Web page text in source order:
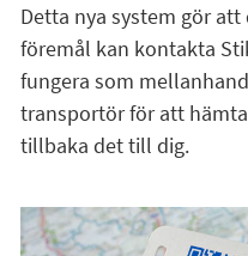
Detta nya system gör
föremål kan kontakta
fungera som
transportör för att
tillbaka det till dig.